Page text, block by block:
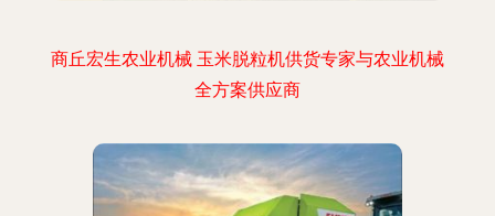
商丘宏生农业机械 玉米脱粒机供货专家与农业机械
全方案供应商